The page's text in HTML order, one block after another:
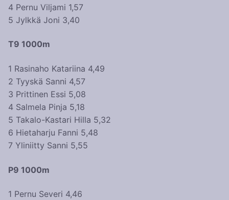
4 Pernu Viljami 1,57
5 Jylkkä Joni 3,40
T9 1000m
1 Rasinaho Katariina 4,49
2 Tyyskä Sanni 4,57
3 Prittinen Essi 5,08
4 Salmela Pinja 5,18
5 Takalo-Kastari Hilla 5,32
6 Hietaharju Fanni 5,48
7 Yliniitty Sanni 5,55
P9 1000m
1 Pernu Severi 4,46